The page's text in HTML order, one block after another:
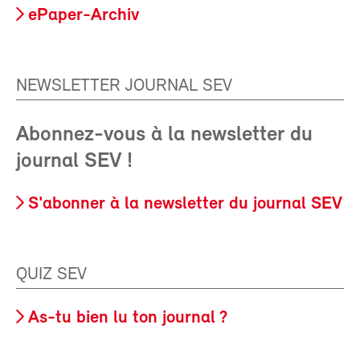
ePaper-Archiv
NEWSLETTER JOURNAL SEV
Abonnez-vous à la newsletter du
journal SEV !
S'abonner à la newsletter du journal SEV
QUIZ SEV
As-tu bien lu ton journal ?